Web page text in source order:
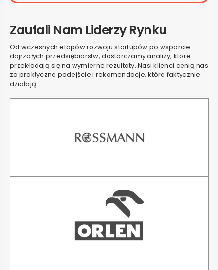
Zaufali Nam Liderzy Rynku
Od wczesnych etapów rozwoju startupów po wsparcie
dojrzałych przedsiębiorstw, dostarczamy analizy, które
przekładają się na wymierne rezultaty. Nasi klienci cenią nas
za praktyczne podejście i rekomendacje, które faktycznie
działają.